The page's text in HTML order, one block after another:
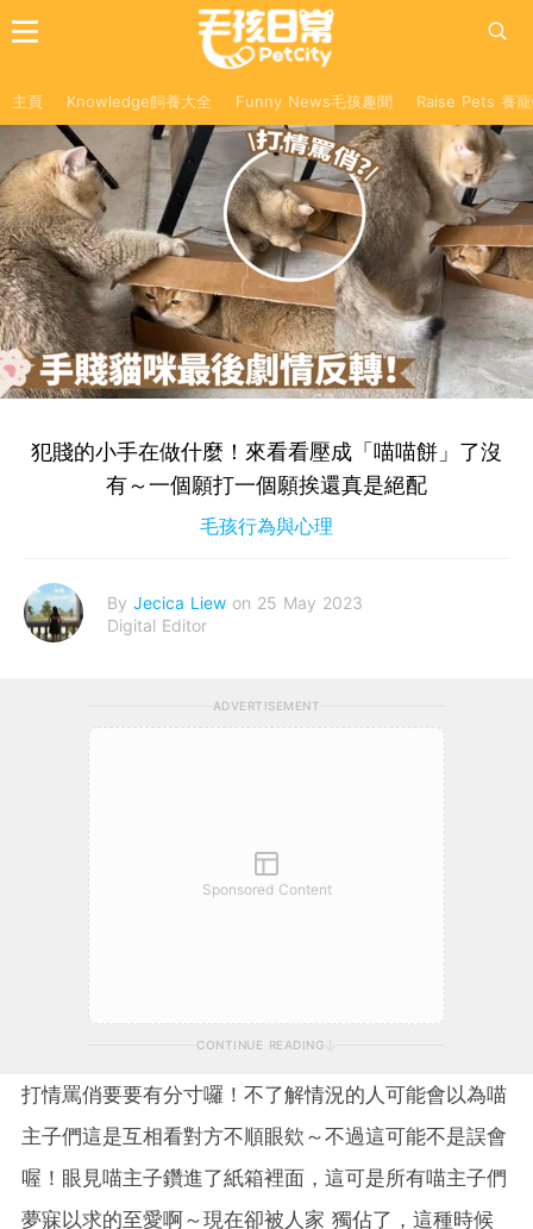
主頁 Knowledge飼養大全 Funny News毛孩趣聞 Raise Pets 養
犯賤的小手在做什麼！來看看壓成「喵喵餅」了沒
有～一個願打一個願挨還真是絕配
毛孩行為與心理
By Jecica Liew on 25 May 2023
Digital Editor
ADVERTISEMENT
Sponsored Content
CONTINUE READING
打情罵俏要要有分寸囉！不了解情況的人可能會以為喵
主子們這是互相看對方不順眼欸～不過這可能不是誤會
喔！眼見喵主子鑽進了紙箱裡面，這可是所有喵主子們
夢寐以求的至愛啊～現在卻被人家 獨佔了，這種時候